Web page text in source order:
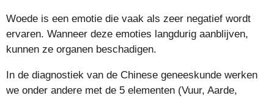
Woede is een emotie die vaak als zeer negatief wordt
ervaren. Wanneer deze emoties langdurig aanblijven,
kunnen ze organen beschadigen.
In de diagnostiek van de Chinese geneeskunde werken
we onder andere met de 5 elementen (Vuur, Aarde,